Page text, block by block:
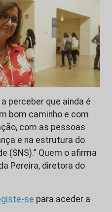
perceber que ainda é
bom caminho e com
com as pessoas
e na estrutura do
(SNS).” Quem o afirma
Pereira, diretora do
se para aceder a